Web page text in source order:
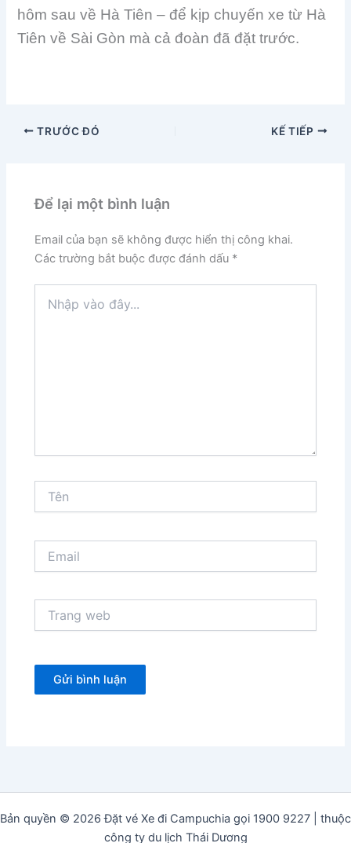
hôm sau về Hà Tiên – để kịp chuyến xe từ Hà
Tiên về Sài Gòn mà cả đoàn đã đặt trước.
TRƯỚC ĐÓ KẾ TIẾP
Để lại một bình luận
Email của bạn sẽ không được hiển thị công khai.
Các trường bắt buộc được đánh dấu *
vào
web
Bản quyền © 2026 Đặt vé Xe đi Campuchia gọi 1900 9227 | thuộc
công ty du lịch Thái Dương